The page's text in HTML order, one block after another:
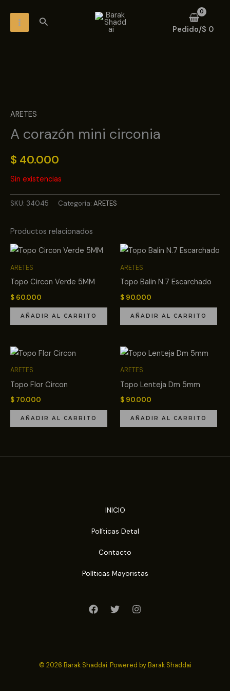
contenidoMENU
Buscar
Pedido/$ 0
ARETES
A corazón mini circonia
$ 40.000
Sin existencias
SKU: 34045 Categoría: ARETES
Productos relacionados
ARETES
Topo Circon Verde 5MM
$ 60.000
AÑADIR AL CARRITO
ARETES
Topo Balin N.7 Escarchado
$ 90.000
AÑADIR AL CARRITO
ARETES
Topo Flor Circon
$ 70.000
AÑADIR AL CARRITO
ARETES
Topo Lenteja Dm 5mm
$ 90.000
AÑADIR AL CARRITO
INICIO
Políticas Detal
Contacto
Políticas Mayoristas
© 2026 Barak Shaddai. Powered by Barak Shaddai